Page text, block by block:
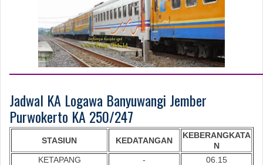
Jadwal KA Logawa Banyuwangi Jember
Purwokerto KA 250/247
STASIUN KEDATANGAN
KEBERANGKATA
N
KETAPANG
-
06.15